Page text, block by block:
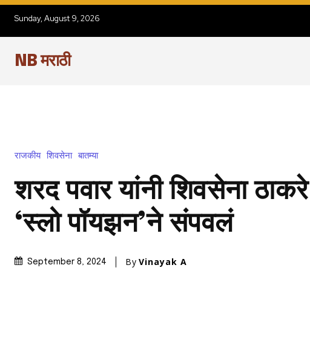
Sunday, August 9, 2026
NB मराठी
राजकीय शिवसेना बातम्या
शरद पवार यांनी शिवसेना
‘स्लो पॉयझन’ने संपवलं
September 8, 2024 By Vinayak A